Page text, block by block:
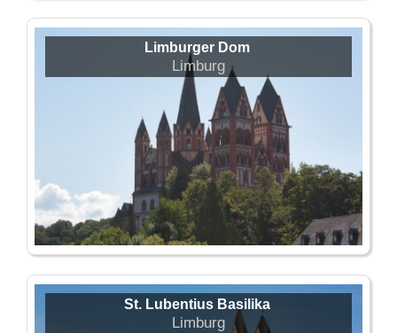
Limburger Dom
Limburg
St. Lubentius Basilika
Limburg